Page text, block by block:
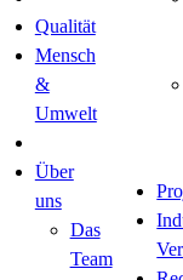
Qualität
Mensch
&
Umwelt
Über
uns
Das
Team